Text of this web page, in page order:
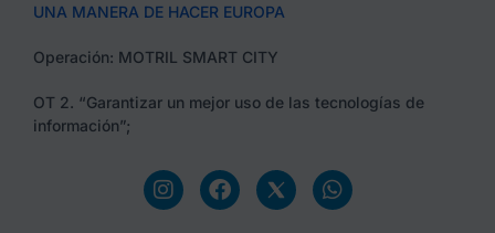
UNA MANERA DE HACER EUROPA
Operación: MOTRIL SMART CITY
OT 2. “Garantizar un mejor uso de las tecnologías de
información”;